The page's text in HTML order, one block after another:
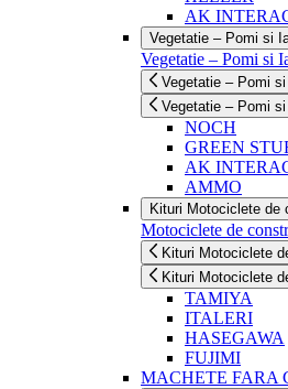
AK
Vegetatie – Pomi si
Vegetatie – Pomi si
Vegetatie – Pomi
Vegetatie – Pomi
NOCH
GREEN
AK
AMMO
Kituri Motociclete de
Motociclete de
Kituri Motociclete
Kituri Motociclete
TAMIYA
ITALERI
HASEGAWA
FUJIMI
MACHETE FARA